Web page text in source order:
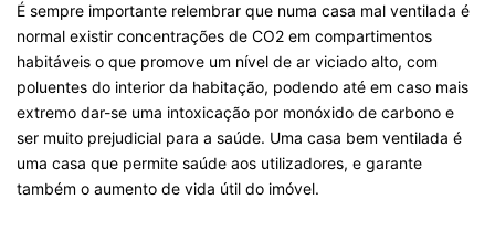
É sempre importante relembrar que numa casa mal ventilada é
normal existir concentrações de CO2 em compartimentos
habitáveis o que promove um nível de ar viciado alto, com
poluentes do interior da habitação, podendo até em caso mais
extremo dar-se uma intoxicação por monóxido de carbono e
ser muito prejudicial para a saúde. Uma casa bem ventilada é
uma casa que permite saúde aos utilizadores, e garante
também o aumento de vida útil do imóvel.